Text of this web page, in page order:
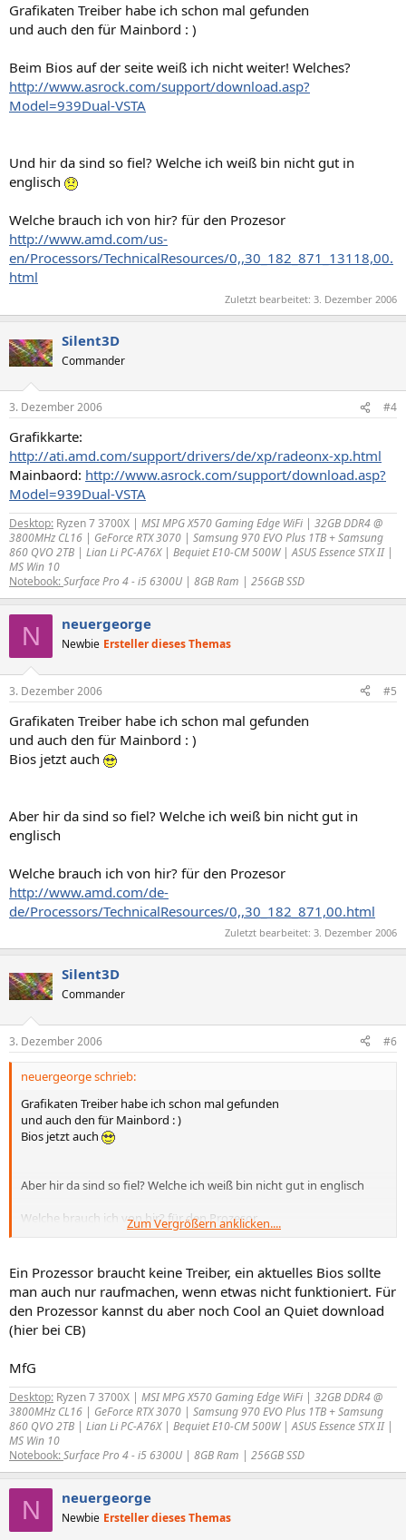
Grafikaten Treiber habe ich schon mal gefunden
und auch den für Mainbord : )
Beim Bios auf der seite weiß ich nicht weiter! Welches?
http://www.asrock.com/support/download.asp?
Model=939Dual-VSTA
Und hir da sind so fiel? Welche ich weiß bin nicht gut in
englisch
Welche brauch ich von hir? für den Prozesor
http://www.amd.com/us-
en/Processors/TechnicalResources/0,,30_182_871_13118,00.
html
Zuletzt bearbeitet: 3. Dezember 2006
Silent3D
Commander
3. Dezember 2006 #4
Grafikkarte:
http://ati.amd.com/support/drivers/de/xp/radeonx-xp.html
Mainbaord: http://www.asrock.com/support/download.asp?
Model=939Dual-VSTA
Desktop: Ryzen 7 3700X | MSI MPG X570 Gaming Edge WiFi | 32GB DDR4 @
3800MHz CL16 | GeForce RTX 3070 | Samsung 970 EVO Plus 1TB + Samsung
860 QVO 2TB | Lian Li PC-A76X | Bequiet E10-CM 500W | ASUS Essence STX II |
MS Win 10
Notebook:Surface Pro 4 - i5 6300U | 8GB Ram | 256GB SSD
N neuergeorge
Newbie Ersteller dieses Themas
3. Dezember 2006 #5
Grafikaten Treiber habe ich schon mal gefunden
und auch den für Mainbord : )
Bios jetzt auch
Aber hir da sind so fiel? Welche ich weiß bin nicht gut in
englisch
Welche brauch ich von hir? für den Prozesor
http://www.amd.com/de-
de/Processors/TechnicalResources/0,,30_182_871,00.html
Zuletzt bearbeitet: 3. Dezember 2006
Silent3D
Commander
3. Dezember 2006 #6
neuergeorge schrieb:
Grafikaten Treiber habe ich schon mal gefunden
und auch den für Mainbord : )
Bios jetzt auch
Aber hir da sind so fiel? Welche ich weiß bin nicht gut in englisch
Welche brauch ich von hir? für den Prozesor
http://www.amd.com/us-en/Processors/..._13118,00.html
Zum Vergrößern anklicken....
Ein Prozessor braucht keine Treiber, ein aktuelles Bios sollte
man auch nur raufmachen, wenn etwas nicht funktioniert. Für
den Prozessor kannst du aber noch Cool an Quiet download
(hier bei CB)
MfG
Desktop: Ryzen 7 3700X | MSI MPG X570 Gaming Edge WiFi | 32GB DDR4 @
3800MHz CL16 | GeForce RTX 3070 | Samsung 970 EVO Plus 1TB + Samsung
860 QVO 2TB | Lian Li PC-A76X | Bequiet E10-CM 500W | ASUS Essence STX II |
MS Win 10
Notebook:Surface Pro 4 - i5 6300U | 8GB Ram | 256GB SSD
N neuergeorge
Newbie Ersteller dieses Themas